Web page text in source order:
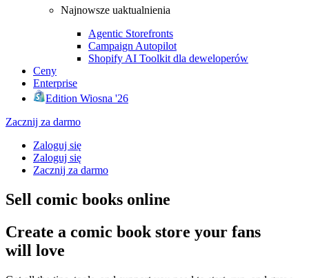
Najnowsze uaktualnienia
Agentic Storefronts
Campaign Autopilot
Shopify AI Toolkit dla deweloperów
Ceny
Enterprise
Edition Wiosna '26
Zacznij za darmo
Zaloguj się
Zaloguj się
Zacznij za darmo
Sell comic books online
Create a comic book store your fans
will love